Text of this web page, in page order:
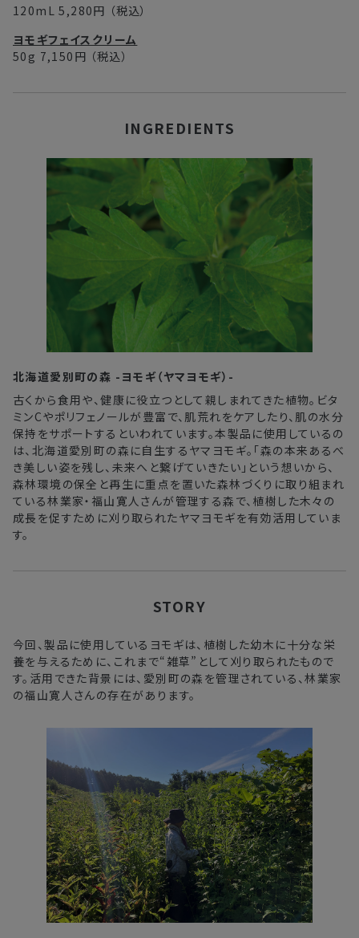
120mL5,280円 （税込）
ヨモギフェイスクリーム
50g 7,150円 （税込）
INGREDIENTS
北海道愛別町の森 -ヨモギ（ヤマヨモギ）-
古くから食用や、健康に役立つとして親しまれてきた植物。ビタ
ミンCやポリフェノールが豊富で、肌荒れをケアしたり、肌の水分
保持をサポートするといわれています。本製品に使用しているの
は、北海道愛別町の森に自生するヤマヨモギ。「森の本来あるべ
き美しい姿を残し、未来へと繋げていきたい」という想いから、
森林環境の保全と再生に重点を置いた森林づくりに取り組まれ
ている林業家・福山寛人さんが管理する森で、植樹した木々の
成長を促すために刈り取られたヤマヨモギを有効活用していま
す。
STORY
今回、製品に使用しているヨモギは、植樹した幼木に十分な栄
養を与えるために、これまで“雑草”として刈り取られたもので
す。活用できた背景には、愛別町の森を管理されている、林業家
の福山寛人さんの存在があります。